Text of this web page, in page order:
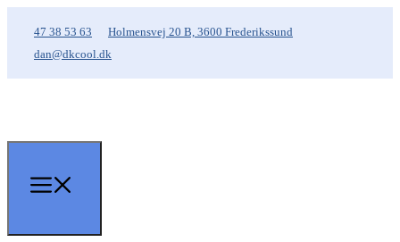
47 38 53 63
Holmensvej 20 B, 3600 Frederikssund
dan@dkcool.dk